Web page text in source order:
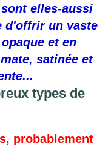
elles-aussi
d'offrir un vaste
et en
satinée et
types de
probablement